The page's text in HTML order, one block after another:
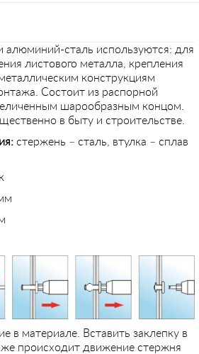
алюминий-сталь используются: для
листового металла, крепления
конструкциям
Состоит из распорной
шарообразным концом.
в быту и строительстве.
стержень – сталь, втулка – сплав
в материале. Вставить заклепку в
происходит движение стержня